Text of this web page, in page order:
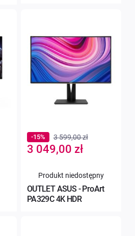
OUTLET ASUS - ProArt
PA329C 4K HDR
Special
Price
3 049,00 zł
-15% 3 599,00 zł
Produkt niedostępny